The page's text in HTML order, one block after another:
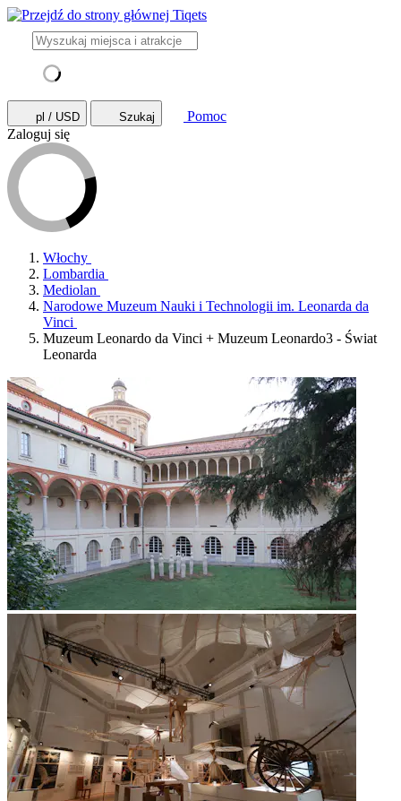
pl / USD Szukaj
Pomoc
Zaloguj się
Włochy
Lombardia
Mediolan
Narodowe Muzeum Nauki i Technologii im. Leonarda da
Vinci
Muzeum Leonardo da Vinci + Muzeum Leonardo3 - Świat
Leonarda